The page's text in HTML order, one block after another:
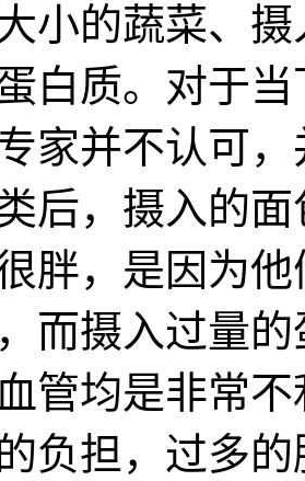
小的蔬菜、
白质。对于
家并不认可
后，摄入的
胖，是因为
而摄入过量
管均是非常
负担，过多